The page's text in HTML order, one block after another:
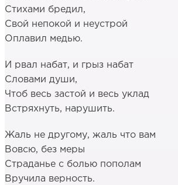
Стихами бредил,
Свой непокой и неустрой
Оплавил медью.
И рвал набат, и грыз набат
Словами души,
Чтоб весь застой и весь уклад
Встряхнуть, нарушить.
Жаль не другому, жаль что вам
Вовсю, без меры
Страданье с болью пополам
Вручила верность.